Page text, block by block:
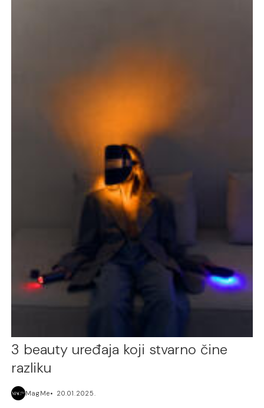
3 beauty uređaja koji stvarno čine
razliku
MagMe 20.01.2025.